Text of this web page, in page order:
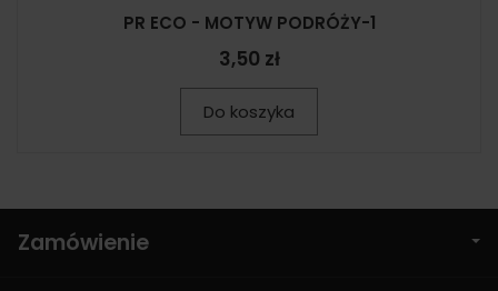
PR ECO - MOTYW PODRÓŻY-1
3,50 zł
Do koszyka
Zamówienie